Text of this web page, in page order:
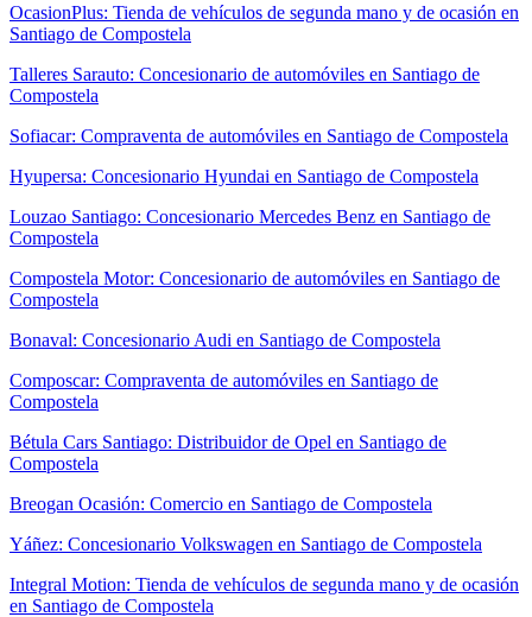
OcasionPlus: Tienda de vehículos de segunda mano y de ocasión en
Santiago de Compostela
Talleres Sarauto: Concesionario de automóviles en Santiago de
Compostela
Sofiacar: Compraventa de automóviles en Santiago de Compostela
Hyupersa: Concesionario Hyundai en Santiago de Compostela
Louzao Santiago: Concesionario Mercedes Benz en Santiago de
Compostela
Compostela Motor: Concesionario de automóviles en Santiago de
Compostela
Bonaval: Concesionario Audi en Santiago de Compostela
Composcar: Compraventa de automóviles en Santiago de
Compostela
Bétula Cars Santiago: Distribuidor de Opel en Santiago de
Compostela
Breogan Ocasión: Comercio en Santiago de Compostela
Yáñez: Concesionario Volkswagen en Santiago de Compostela
Integral Motion: Tienda de vehículos de segunda mano y de ocasión
en Santiago de Compostela